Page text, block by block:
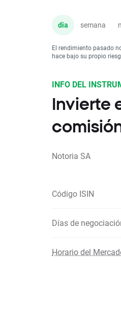
dia semana
El rendimiento pasado
hace bajo su propio
INFO DEL
Invierte
Notoria SA
Código ISIN
Días de
Horario del